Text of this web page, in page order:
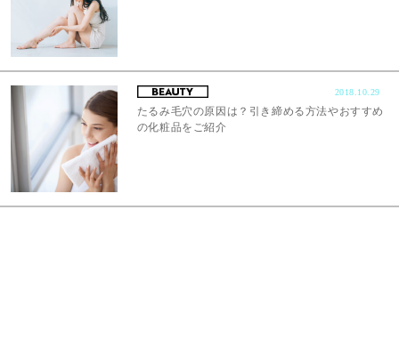
2018.10.29
たるみ毛穴の原因は？引き締める方法やおすすめ
の化粧品をご紹介